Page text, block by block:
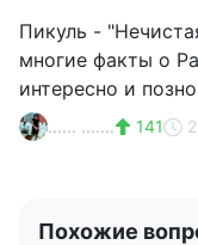
Пикуль -
многие факты о
интересно и
...... ....... 141
Похожие